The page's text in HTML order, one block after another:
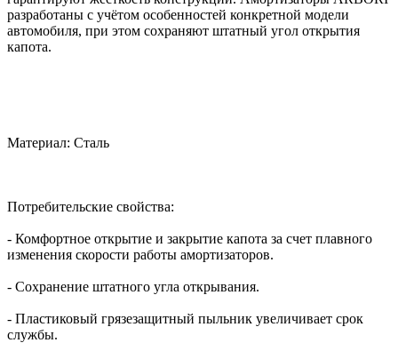
разработаны с учётом особенностей конкретной модели
автомобиля, при этом сохраняют штатный угол открытия
капота.
Материал: Сталь
Потребительские свойства:
- Комфортное открытие и закрытие капота за счет плавного
изменения скорости работы амортизаторов.
- Сохранение штатного угла открывания.
- Пластиковый грязезащитный пыльник увеличивает срок
службы.